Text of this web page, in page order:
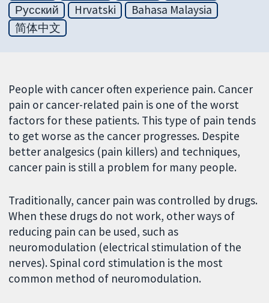
Русский
Hrvatski
Bahasa Malaysia
简体中文
People with cancer often experience pain. Cancer
pain or cancer-related pain is one of the worst
factors for these patients. This type of pain tends
to get worse as the cancer progresses. Despite
better analgesics (pain killers) and techniques,
cancer pain is still a problem for many people.
Traditionally, cancer pain was controlled by drugs.
When these drugs do not work, other ways of
reducing pain can be used, such as
neuromodulation (electrical stimulation of the
nerves). Spinal cord stimulation is the most
common method of neuromodulation.